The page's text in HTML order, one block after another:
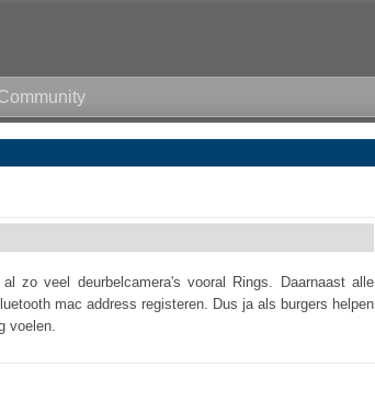
zo veel deurbelcamera's vooral Rings. Daarnaast alle
mac address registeren. Dus ja als burgers helpen
voelen.